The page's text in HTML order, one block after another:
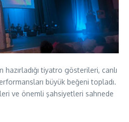
tiyatro gösterileri, canlı
büyük beğeni topladı.
ve önemli şahsiyetleri sahnede